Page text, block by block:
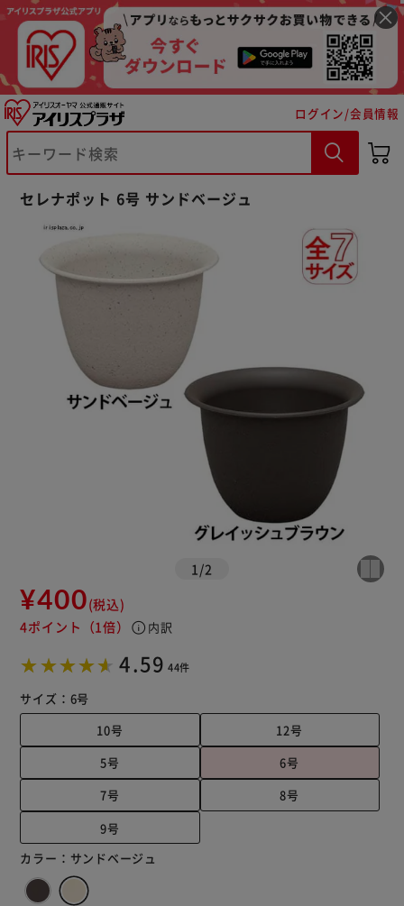
ログイン/会員情報
セレナポット 6号 サンドベージュ
1 /2
¥400(税込)
4ポイント （1倍） info 内訳
4.59 44件
サイズ： 6号
10号
12号
5号
6号
7号
8号
9号
カラー： サンドベージュ
※ご確認ください
カートに入れる 購入手続きへ